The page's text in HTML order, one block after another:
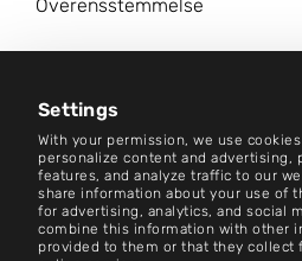
Settings
With your permission, we use
personalize content and advertising,
features, and analyze traffic to our
share information about your use of
for advertising, analytics, and social
combine this information with other
provided to them or that they collect
Overensstemmelse
Nyhedscenter
Kontakt
Karriere
Vilkår og betingelser